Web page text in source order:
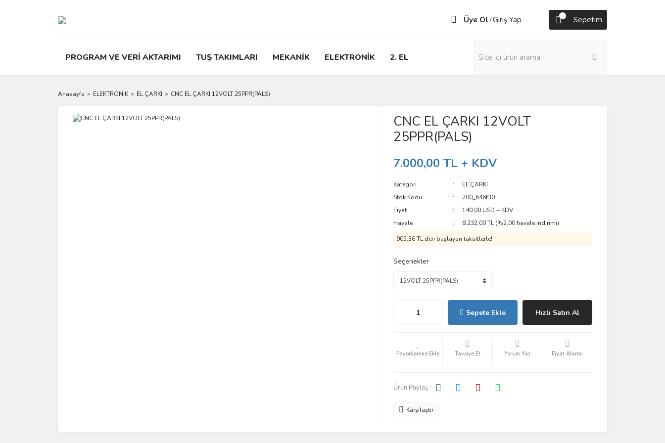
Üye Ol /Giriş Yap Sepetim
PROGRAM VE VERİ AKTARIMI TUŞ TAKIMLARI MEKANİK ELEKTRONİK 2. EL
Anasayfa ELEKTRONİK EL ÇARKI CNC EL ÇARKI 12VOLT 25PPR(PALS)
CNC EL ÇARKI 12VOLT
25PPR(PALS)
7.000,00 TL + KDV
Kategori
EL ÇARKI
Stok Kodu
200_646f30
Fiyat
140,00 USD + KDV
Havale
8.232,00 TL (%2,00 havale indirimi)
905,36 TL den başlayan taksitlerle!
Seçenekler
Sepete Ekle Hızlı Satın Al
Tavsiye Et Yorum Yaz Fiyat Alarmı
Ürün Paylaş :
Karşılaştır